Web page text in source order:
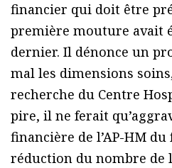
financier qui doit être
première mouture avait
dernier. Il dénonce un
mal les dimensions
recherche du Centre
pire, il ne ferait
financière de l’AP-HM
réduction du nombre de